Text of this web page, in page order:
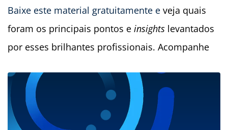
Baixe este material gratuitamente e veja quais
foram os principais pontos e insights levantados
por esses brilhantes profissionais. Acompanhe